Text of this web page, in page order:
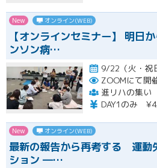
New オンライン(WEB)
【オンラインセミナー】 明日
ンソン病…
進リハの集い
New オンライン(WEB)
最新の報告から再考する 運動
ション ―…